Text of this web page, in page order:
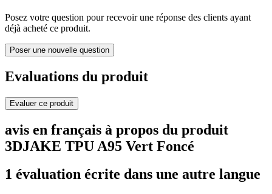
Posez votre question pour recevoir une réponse des clients ayant
déjà acheté ce produit.
Poser une nouvelle question
Evaluations du produit
Evaluer ce produit
avis en français à propos du produit
3DJAKE TPU A95 Vert Foncé
1 évaluation écrite dans une autre langue